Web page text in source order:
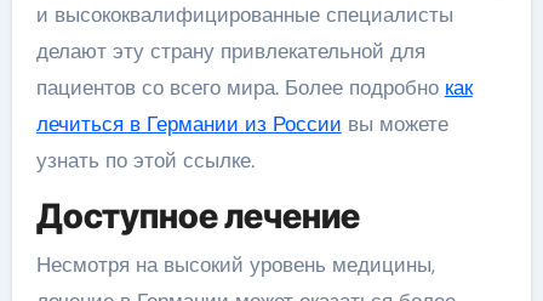
и высококвалифицированные специалисты
делают эту страну привлекательной для
пациентов со всего мира. Более подробно как
лечиться в Германии из России вы можете
узнать по этой ссылке.
Доступное лечение
Несмотря на высокий уровень медицины,